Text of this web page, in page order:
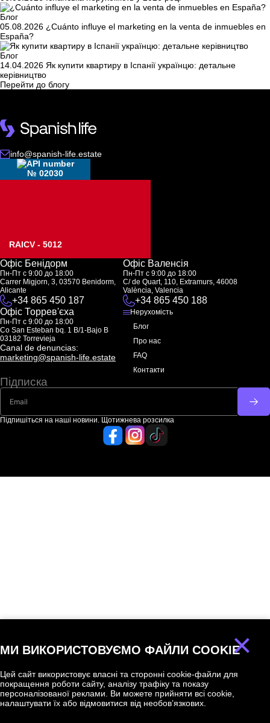
Блог
05.08.2026 ¿Cuánto influye el marketing en la venta de inmuebles en
España?
Блог
14.04.2026 Як купити квартиру в Іспанії українцю: детальне
керівництво
Перейти до блогу
info@spanish-life.estate
№ 02030
RAICV - 5012
Офіс Бенідорм
Пн-Пт с 9:00 до 18:00
Carrer Migjorn, 3, 03570 Benidorm,
Alicante
+34 865 450 187
Офіс Валенсія
Пн-Пт с 9:00 до 18:00
C/ de Quart, 110, Extramurs, 46008
València, Valencia
+34 865 450 188
Офіс Торрев'єха
Пн-Пт с 9:00 до 18:00
Co San Esteban bq. 1 B/1-Bajo B
03182 Torrevieja
Canal de denuncias:
marketing@spanish-life.estate
Нерухомість
Блог
Про нас
FAQ
Контакти
Підписка
Підпишіться на наші новини. Щотижнева розсилка
×
МИ ВИКОРИСТОВУЄМО ФАЙЛИ COOKIE
Цей сайт використовує власні та сторонні cookie-файли для
покращення роботи сайту, аналізу трафіку та показу
персоналізованої реклами. Ви можете прийняти всі cookie,
налаштувати їх або відмовитися від необов’язкових.